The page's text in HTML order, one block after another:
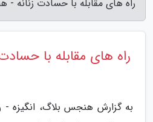
راه های مقابله با حسادت زنانه
راه های مقابله با حسادت
به گزارش هنجس بلاگ، انگیزه